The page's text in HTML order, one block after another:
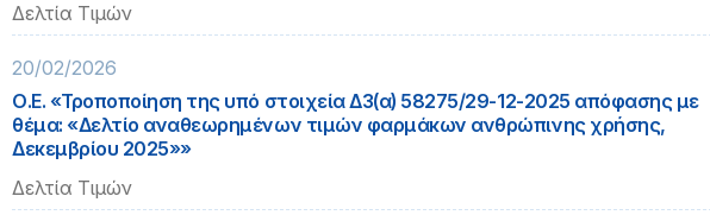
Δελτία Τιμών
20/02/2026
Ο.Ε. «Τροποποίηση της υπό στοιχεία Δ3(α) 58275/29-12-2025 απόφασης με
θέμα: «Δελτίο αναθεωρημένων τιμών φαρμάκων ανθρώπινης χρήσης,
Δεκεμβρίου 2025»»
Δελτία Τιμών